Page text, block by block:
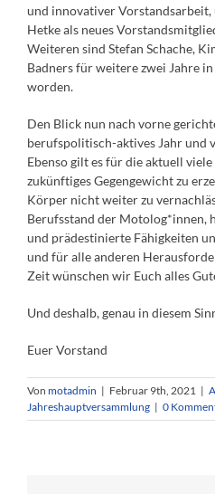
und innovativer
Hetke als neues
Weiteren sind Stefan Schache,
Badners für weitere zwei Jahre
worden.
Den Blick nun nach vorne
berufspolitisch-aktives Jahr und
Ebenso gilt es für die aktuell
zukünftiges Gegengewicht zu
Körper nicht weiter zu
Berufsstand der Motolog*innen,
und prädestinierte Fähigkeiten
und für alle anderen
Zeit wünschen wir Euch alles
Und deshalb, genau in diesem
Euer Vorstand
Von motadmin | Februar 9th, 2021 |
Jahreshauptversammlung | 0